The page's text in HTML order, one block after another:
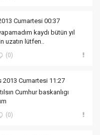
Cumartesi 00:37
kaydı bütün yıl
uzatın lütfen..
(0)
2013 Cumartesi 11:27
Cumhur baskanlıgı
(0)